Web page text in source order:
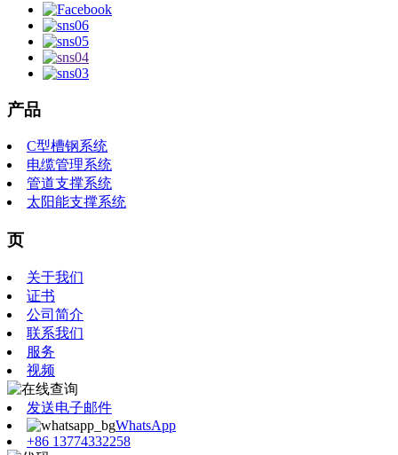
产品
C型槽钢系统
电缆管理系统
管道支撑系统
太阳能支撑系统
页
关于我们
证书
公司简介
联系我们
服务
视频
发送电子邮件
WhatsApp
+86 13774332258